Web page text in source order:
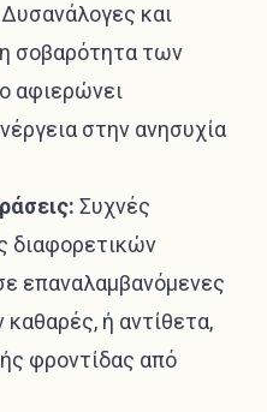
Δυσανάλογες και
σοβαρότητα των
αφιερώνει
στην ανησυχία
Συχνές
διαφορετικών
επαναλαμβανόμενες
καθαρές, ή αντίθετα,
φροντίδας από